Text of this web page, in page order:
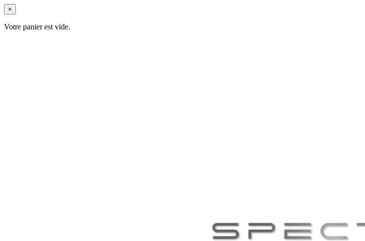
×
Votre panier est vide.